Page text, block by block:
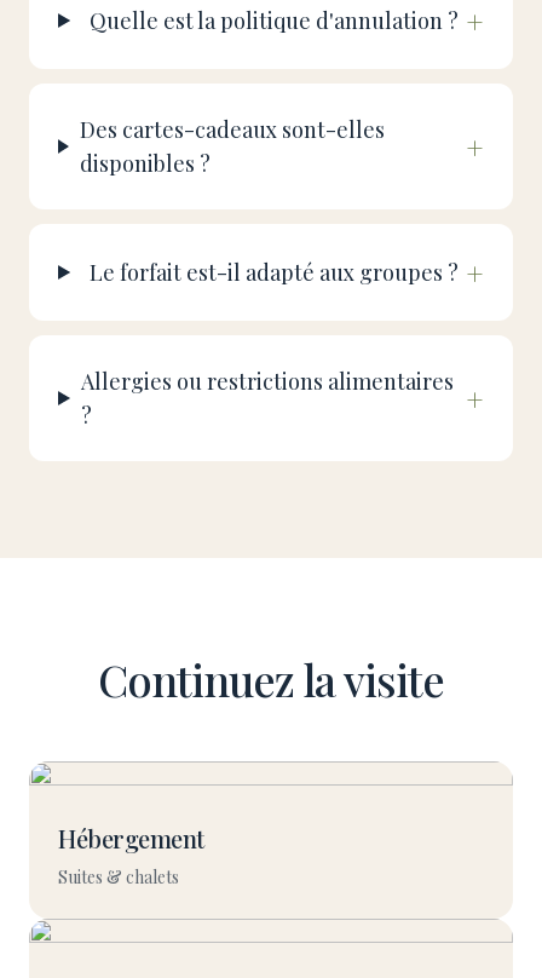
Quelle est la politique d'annulation ? +
Des cartes-cadeaux sont-elles
disponibles ?
+
Le forfait est-il adapté aux groupes ? +
Allergies ou restrictions alimentaires
?
+
Continuez la visite
Hébergement
Suites & chalets